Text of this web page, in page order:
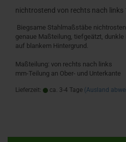
nichtrostend von rechts nach links
Biegsame Stahlmaßstäbe
genaue Maßteilung, tiefgeätzt,
auf blankem Hintergrund.
Maßteilung: von rechts nach links
mm-Teilung an Ober- und Unterkante
Lieferzeit: ca. 3-4 Tage (Ausland